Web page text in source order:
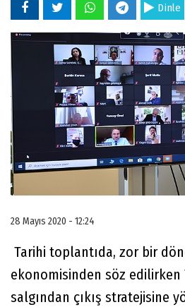
Dinle
28 Mayıs 2020 - 12:24
Tarihi toplantıda, zor bir
ekonomisinden söz edilirken
salgından çıkış stratejisine